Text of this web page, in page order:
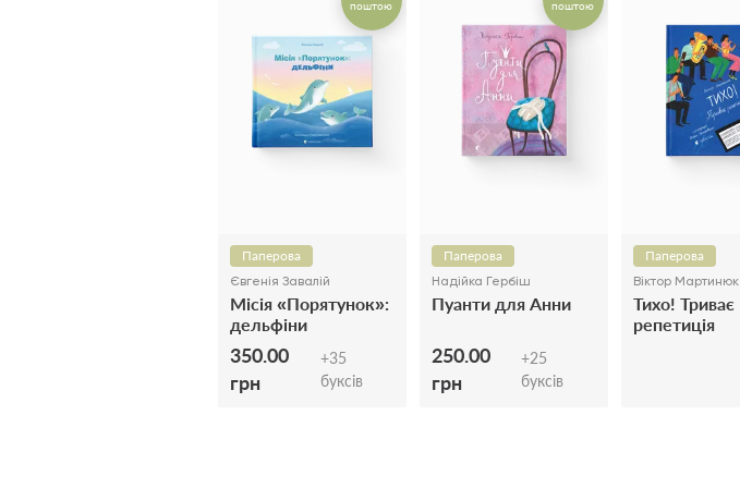
поштою
Паперова
Євгенія Завалій
Місія «Порятунок»:
дельфіни
350.00
грн
+35
буксів
поштою
Паперова
Надійка Гербіш
Пуанти для Анни
250.00
грн
+25
буксів
Паперова
Віктор Мартинюк
Тихо! Триває
репетиція